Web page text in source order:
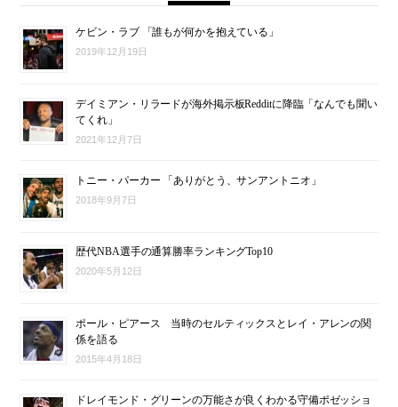
ケビン・ラブ 「誰もが何かを抱えている」
2019年12月19日
デイミアン・リラードが海外掲示板Redditに降臨「なんでも聞い
てくれ」
2021年12月7日
トニー・パーカー 「ありがとう、サンアントニオ」
2018年9月7日
歴代NBA選手の通算勝率ランキングTop10
2020年5月12日
ポール・ピアース 当時のセルティックスとレイ・アレンの関
係を語る
2015年4月18日
ドレイモンド・グリーンの万能さが良くわかる守備ポゼッショ